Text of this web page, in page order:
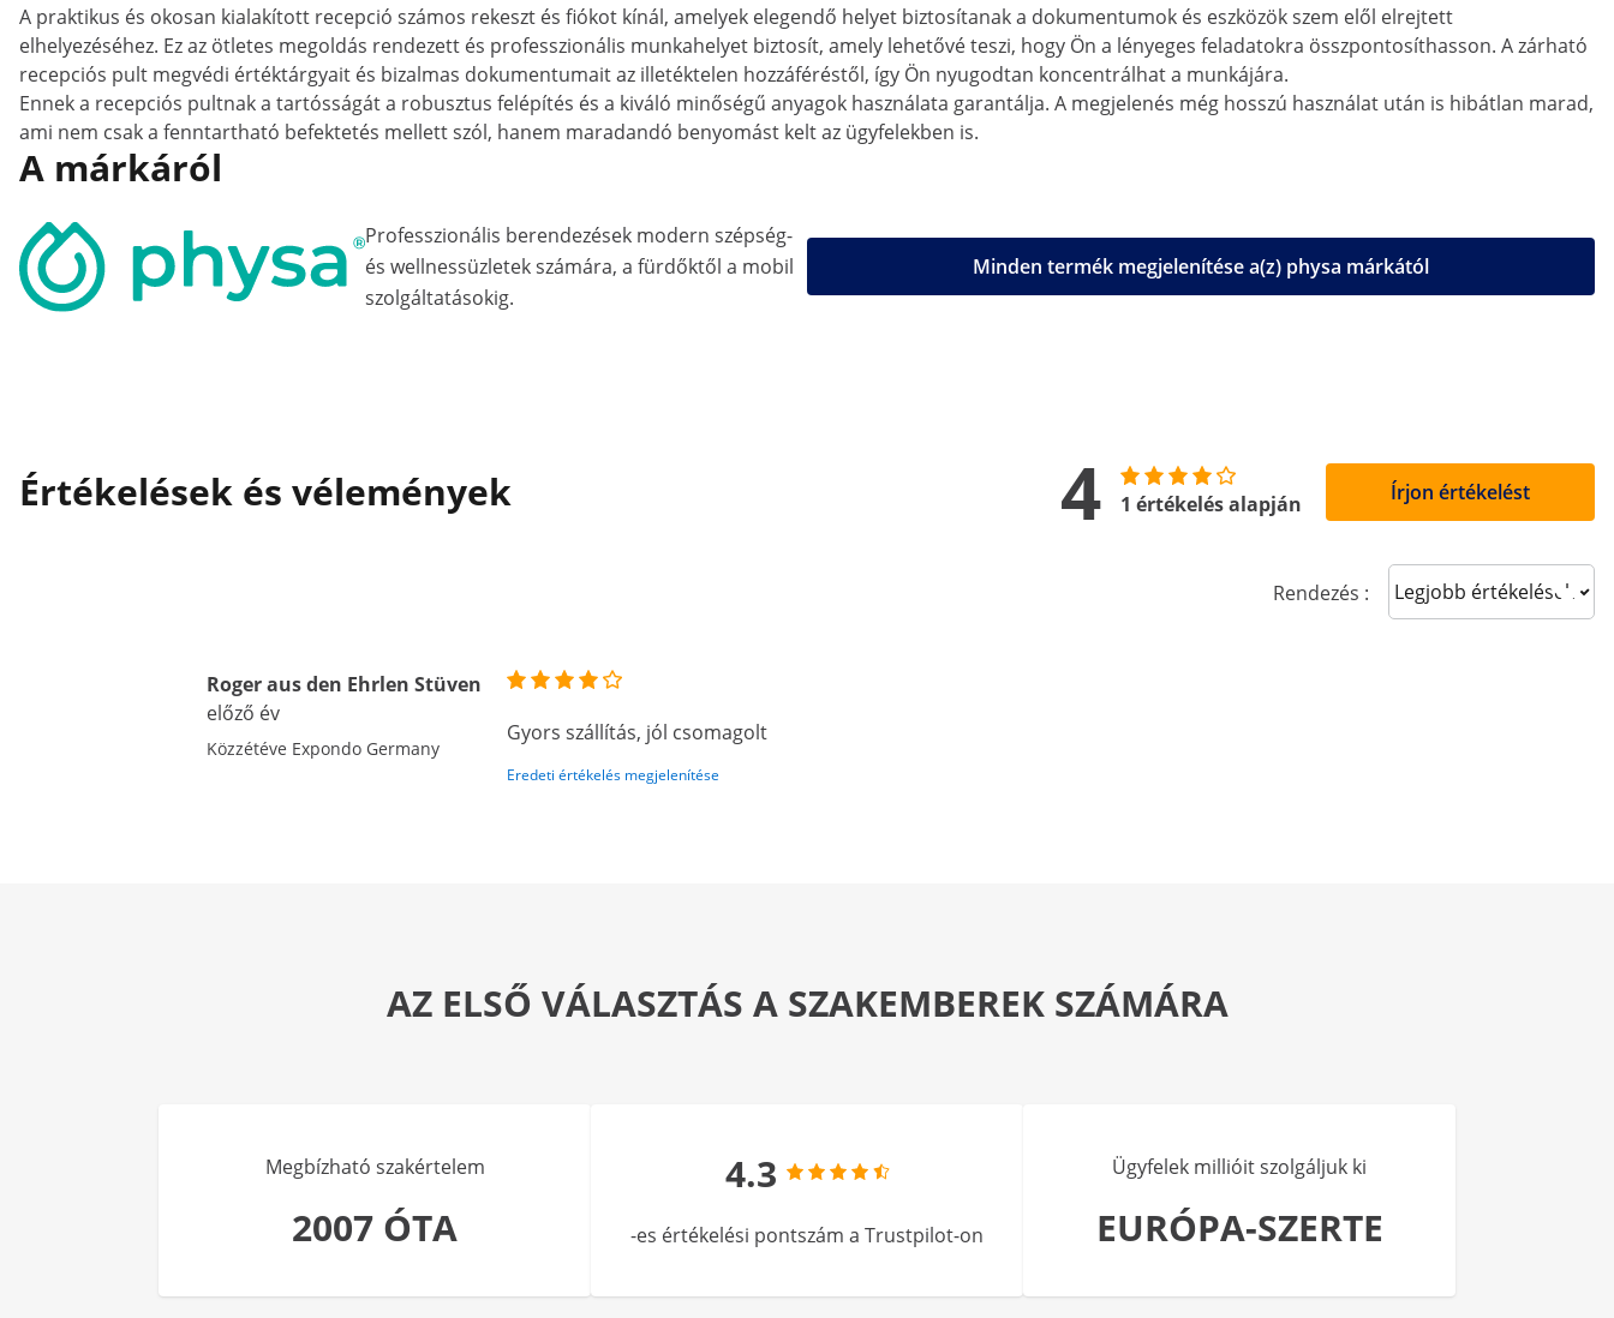
A praktikus és okosan kialakított recepció számos rekeszt és fiókot kínál, amelyek elegendő helyet biztosítanak a dokumentumok és eszközök szem elől elrejtett
elhelyezéséhez. Ez az ötletes megoldás rendezett és professzionális munkahelyet biztosít, amely lehetővé teszi, hogy Ön a lényeges feladatokra összpontosíthasson. A zárható
recepciós pult megvédi értéktárgyait és bizalmas dokumentumait az illetéktelen hozzáféréstől, így Ön nyugodtan koncentrálhat a munkájára.
Ennek a recepciós pultnak a tartósságát a robusztus felépítés és a kiváló minőségű anyagok használata garantálja. A megjelenés még hosszú használat után is hibátlan marad,
ami nem csak a fenntartható befektetés mellett szól, hanem maradandó benyomást kelt az ügyfelekben is.
A márkáról
Professzionális berendezések modern szépség-
és wellnessüzletek számára, a fürdőktől a mobil
szolgáltatásokig.
Minden termék megjelenítése a(z) physa márkától
Értékelések és vélemények 4 1 értékelés alapján Írjon értékelést
Rendezés : Sort reviews
Roger aus den Ehrlen Stüven
előző év
Közzétéve Expondo Germany
Gyors szállítás, jól csomagolt
Eredeti értékelés megjelenítése
AZ ELSŐ VÁLASZTÁS A SZAKEMBEREK SZÁMÁRA
Megbízható szakértelem
2007 ÓTA
4.3
-es értékelési pontszám a Trustpilot-on
Ügyfelek millióit szolgáljuk ki
EURÓPA-SZERTE